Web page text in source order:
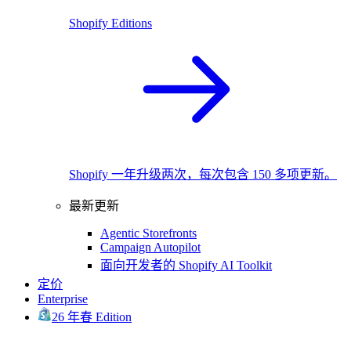
Shopify Editions
Shopify 一年升级两次，每次包含 150 多项更新。
最新更新
Agentic Storefronts
Campaign Autopilot
面向开发者的 Shopify AI Toolkit
定价
Enterprise
26 年春 Edition